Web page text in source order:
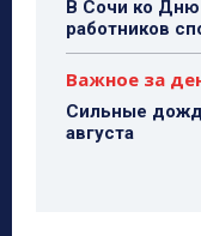
В Сочи ко Дню
работников
Важное за
Сильные
августа